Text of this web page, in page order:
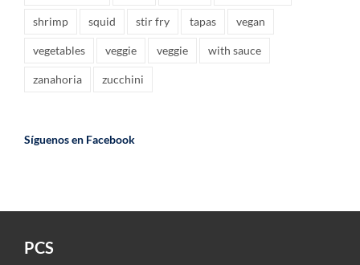
shrimp squid stir fry tapas vegan
vegetables veggie veggie with sauce
zanahoria zucchini
Síguenos en Facebook
PCS